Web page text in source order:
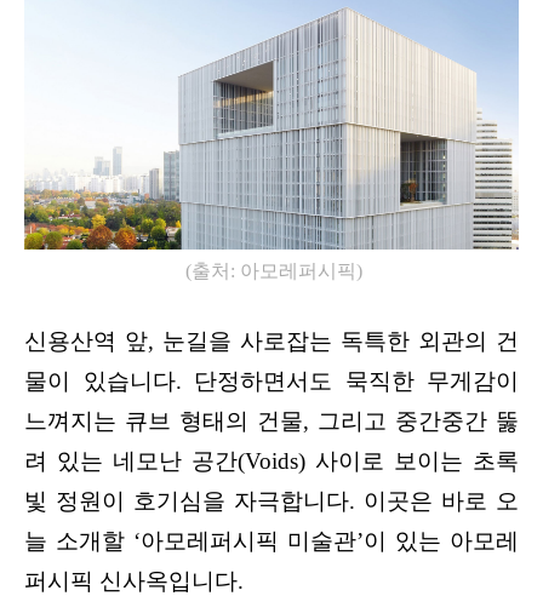
(출처 : 아모레퍼시픽)
신용산역 앞, 눈길을 사로잡는 독특한 외관의 건
물이 있습니다. 단정하면서도 묵직한 무게감이
느껴지는 큐브 형태의 건물, 그리고 중간중간 뚫
려 있는 네모난 공간(Voids) 사이로 보이는 초록
빛 정원이 호기심을 자극합니다. 이곳은 바로 오
늘 소개할 ‘아모레퍼시픽 미술관’이 있는 아모레
퍼시픽 신사옥입니다.